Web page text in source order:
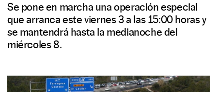
Se pone en marcha una operación especial
que arranca este viernes 3 a las 15:00 horas y
se mantendrá hasta la medianoche del
miércoles 8.